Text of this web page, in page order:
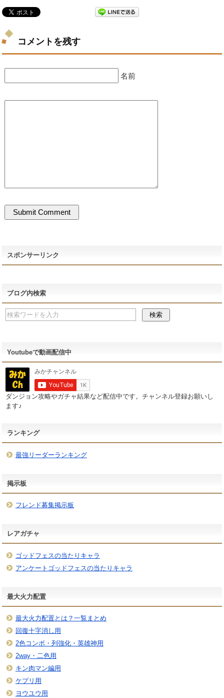
コメントを残す
名前
スポンサーリンク
ブログ内検索
Youtubeで動画配信中
ダンジョン攻略やガチャ結果など配信中です。チャンネル登録お願いし
ます♪
ランキング
最強リーダーランキング
掲示板
フレンド募集掲示板
レアガチャ
ゴッドフェスの当たりキャラ
アンケートゴッドフェスの当たりキャラ
最大火力配置
最大火力配置とは？一覧まとめ
回復十字消し用
2色コンボ・列強化・英雄神用
2way・二色用
キン肉マン編用
ケプリ用
ヨウユウ用